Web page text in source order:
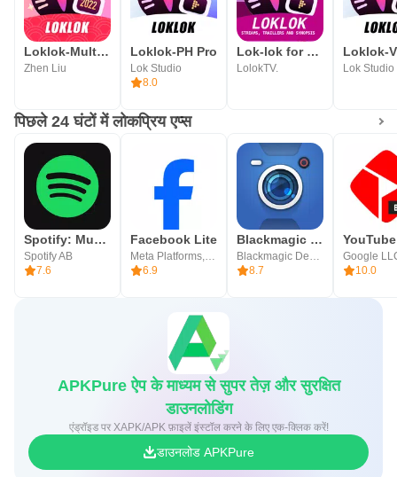
Loklok-Multilingual subtitles
Zhen Liu
Loklok-PH Pro
Lok Studio
8.0
Lok-lok for Movie Synopsis
LolokTV.
Loklok-
Lok Studio
पिछले 24 घंटों में लोकप्रिय एप्स
Spotify: Music and Podcasts
Spotify AB
7.6
Facebook Lite
Meta Platforms, Inc.
6.9
Blackmagic Camera
Blackmagic Design Inc.
8.7
Google
10.0
APKPure ऐप के माध्यम से सुपर तेज़ और सुरक्षित
डाउनलोडिंग
एंड्रॉइड पर XAPK/APK फ़ाइलें इंस्टॉल करने के लिए एक-क्लिक करें!
डाउनलोड APKPure